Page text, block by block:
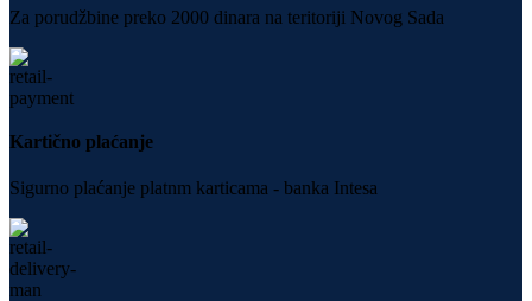
Za porudžbine preko 2000 dinara na teritoriji Novog Sada
Kartično plaćanje
Sigurno plaćanje platnm karticama - banka Intesa